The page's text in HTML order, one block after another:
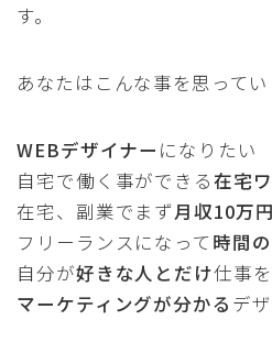
インスパイアラボ
無料相
す。
あなたはこんな事を思ってい
WEBデザイナー になりたい
自宅で働く事ができる在宅
在宅、副業でまず月収10万円
フリーランスになって時間
自分が好きな人とだけ仕事
マーケティングが分かる デ